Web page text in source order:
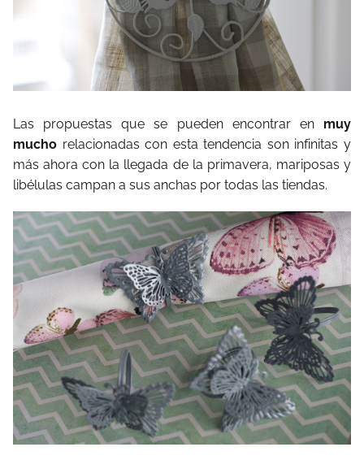
Las propuestas que se pueden encontrar en muy
mucho relacionadas con esta tendencia son infinitas y
más ahora con la llegada de la primavera, mariposas y
libélulas campan a sus anchas por todas las tiendas.